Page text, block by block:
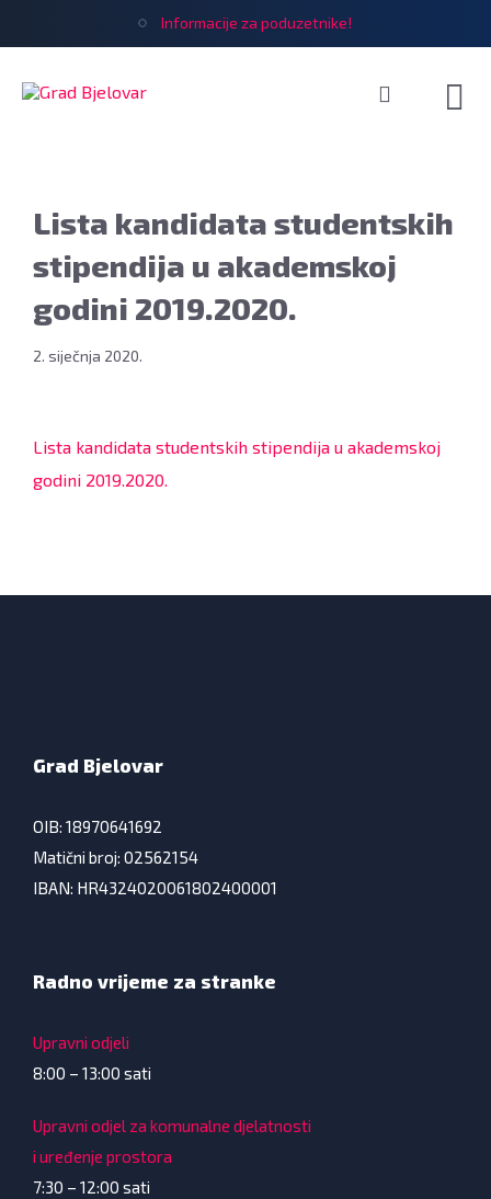
Informacije za poduzetnike!
Lista kandidata studentskih
stipendija u akademskoj
godini 2019.2020.
2. siječnja 2020.
Lista kandidata studentskih stipendija u akademskoj
godini 2019.2020.
Grad Bjelovar
OIB: 18970641692
Matični broj: 02562154
IBAN: HR4324020061802400001
Radno vrijeme za stranke
Upravni odjeli
8:00 – 13:00 sati
Upravni odjel za komunalne djelatnosti
i uređenje prostora
7:30 – 12:00 sati